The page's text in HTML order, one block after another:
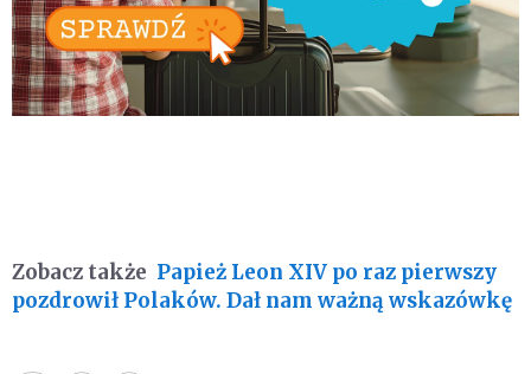
Zobacz także Papież Leon XIV po raz pierwszy
pozdrowił Polaków. Dał nam ważną wskazówkę